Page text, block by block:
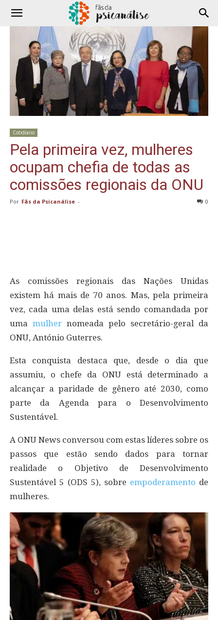
Cotidiano
Pela primeira vez, mulheres
ocupam chefia de todas as
comissões regionais da ONU
Por Fãs da Psicanálise - 0
As comissões regionais das Nações Unidas
existem há mais de 70 anos. Mas, pela primeira
vez, cada uma delas está sendo comandada por
uma mulher nomeada pelo secretário-geral da
ONU, António Guterres.
Esta conquista destaca que, desde o dia que
assumiu, o chefe da ONU está determinado a
alcançar a paridade de gênero até 2030, como
parte da Agenda para o Desenvolvimento
Sustentável.
A ONU News conversou com estas líderes sobre os
passos que estão sendo dados para tornar
realidade o Objetivo de Desenvolvimento
Sustentável 5 (ODS 5), sobre empoderamento de
mulheres.